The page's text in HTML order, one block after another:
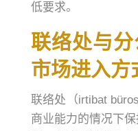
低要求。
联络处与
市场进入方
联络处（irtibat
商业能力的情况下